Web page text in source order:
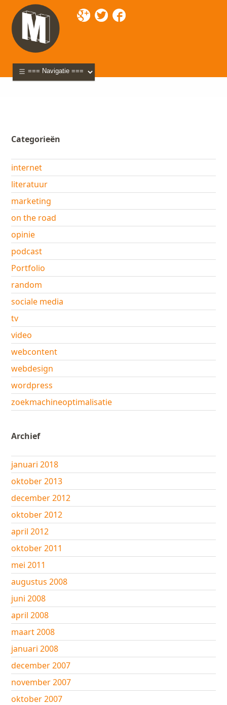
Categorieën
internet
literatuur
marketing
on the road
opinie
podcast
Portfolio
random
sociale media
tv
video
webcontent
webdesign
wordpress
zoekmachineoptimalisatie
Archief
januari 2018
oktober 2013
december 2012
oktober 2012
april 2012
oktober 2011
mei 2011
augustus 2008
juni 2008
april 2008
maart 2008
januari 2008
december 2007
november 2007
oktober 2007